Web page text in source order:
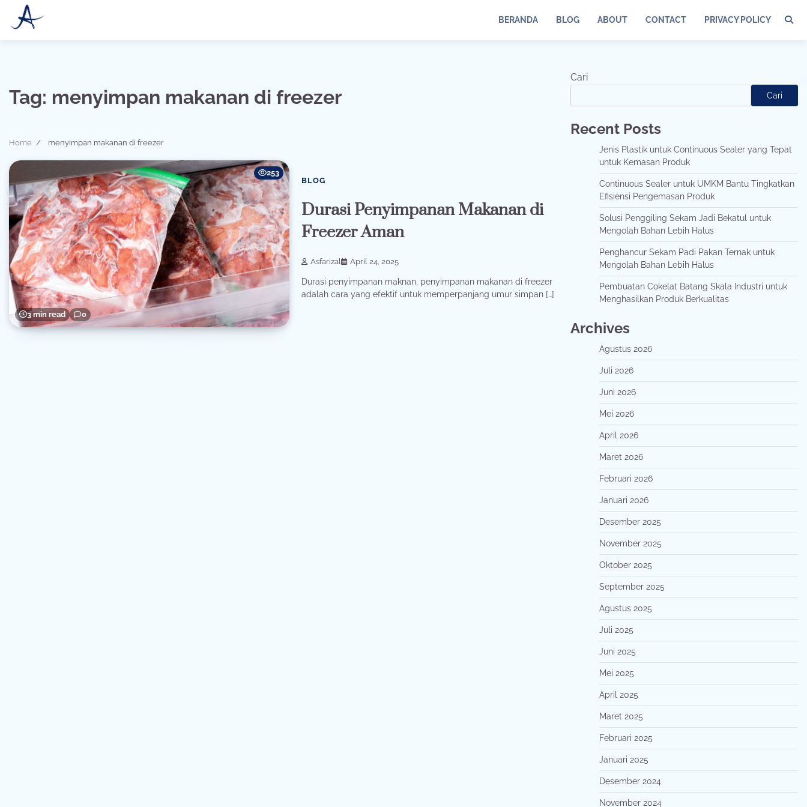
BERANDA BLOG ABOUT CONTACT PRIVACY POLICY
Tag: menyimpan makanan di freezer
Home menyimpan makanan di freezer
3 min read 0
253
BLOG
Durasi Penyimpanan Makanan di
Freezer Aman
Asfarizal April 24, 2025
Durasi penyimpanan maknan, penyimpanan makanan di freezer
adalah cara yang efektif untuk memperpanjang umur simpan […]
Cari
Cari
Recent Posts
Jenis Plastik untuk Continuous Sealer yang Tepat
untuk Kemasan Produk
Continuous Sealer untuk UMKM Bantu Tingkatkan
Efisiensi Pengemasan Produk
Solusi Penggiling Sekam Jadi Bekatul untuk
Mengolah Bahan Lebih Halus
Penghancur Sekam Padi Pakan Ternak untuk
Mengolah Bahan Lebih Halus
Pembuatan Cokelat Batang Skala Industri untuk
Menghasilkan Produk Berkualitas
Archives
Agustus 2026
Juli 2026
Juni 2026
Mei 2026
April 2026
Maret 2026
Februari 2026
Januari 2026
Desember 2025
November 2025
Oktober 2025
September 2025
Agustus 2025
Juli 2025
Juni 2025
Mei 2025
April 2025
Maret 2025
Februari 2025
Januari 2025
Desember 2024
November 2024